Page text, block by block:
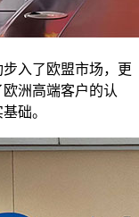
入了欧盟市场，更
洲高端客户的认
础。